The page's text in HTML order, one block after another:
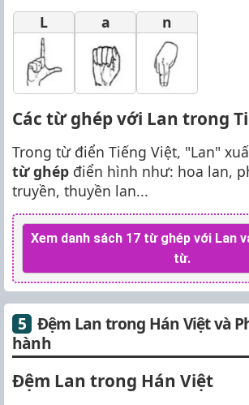
L a n
Các từ ghép với Lan trong
Trong từ điển Tiếng Việt, "Lan"
từ ghép điển hình như: hoa lan,
truyền, thuyền lan...
Xem danh sách 17 từ ghép với Lan
từ.
Đệm Lan trong Hán Việt và
hành
Đệm Lan trong Hán Việt